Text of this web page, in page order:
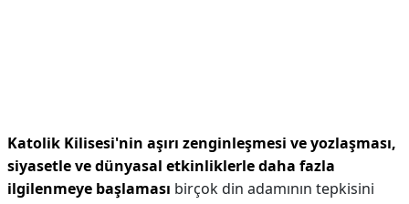
Katolik Kilisesi'nin aşırı zenginleşmesi ve yozlaşması,
siyasetle ve dünyasal etkinliklerle daha fazla
ilgilenmeye başlaması birçok din adamının tepkisini